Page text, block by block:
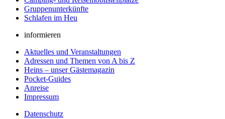
Gruppenunterkünfte
Schlafen im Heu
informieren
Aktuelles und Veranstaltungen
Adressen und Themen von A bis Z
Heins – unser Gästemagazin
Pocket-Guides
Anreise
Impressum
Datenschutz